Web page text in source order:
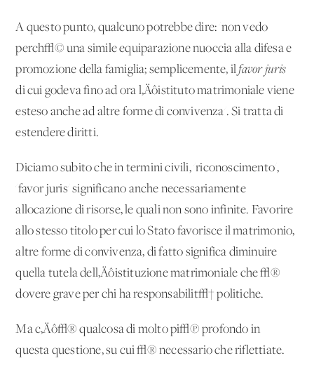
A questo punto, qualcuno potrebbe dire: 'non vedo
perch√© una simile equiparazione nuoccia alla difesa e
promozione della famiglia; semplicemente, il favor juris
di cui godeva fino ad ora l‚Äôistituto matrimoniale viene
esteso anche ad altre forme di convivenza'. Si tratta di
estendere diritti.
Diciamo subito che in termini civili, 'riconoscimento',
'favor juris' significano anche necessariamente
allocazione di risorse, le quali non sono infinite. Favorire
allo stesso titolo per cui lo Stato favorisce il matrimonio,
altre forme di convivenza, di fatto significa diminuire
quella tutela dell‚Äôistituzione matrimoniale che √®
dovere grave per chi ha responsabilit√† politiche.
Ma c‚Äô√® qualcosa di molto pi√π profondo in
questa questione, su cui √® necessario che riflettiate.